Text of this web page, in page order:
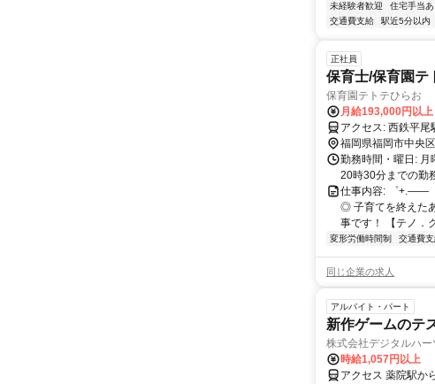
未経験者歓迎
住宅手当あ
交通費支給
駅近5分以内
正社員
保育士/保育園テ
保育園テトテひらお
月給193,000円以上
アクセス: 西鉄
福岡県福岡市中央区
勤務時間・曜日:
20時30分までの勤
仕事内容: ゜+.――
◎ 子育てを終えた
事です！ 【テノ．
変形労働時間制 交通費
同じ企業の求人
アルバイト・パート
新作ゲームのテ
株式会社デジタルハー
時給1,057円以上
アクセス 薬院駅か